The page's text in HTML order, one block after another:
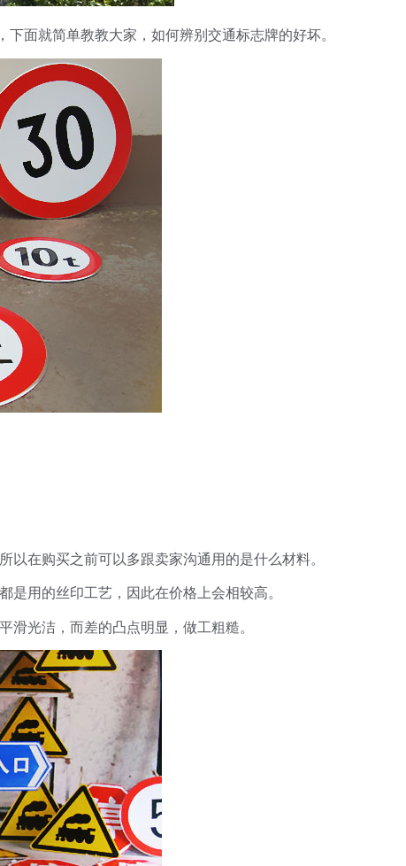
面就简单教教大家，如何辨别交通标志牌的好坏。
以在购买之前可以多跟卖家沟通用的是什么材料。
是用的丝印工艺，因此在价格上会相较高。
光洁，而差的凸点明显，做工粗糙。